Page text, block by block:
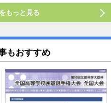
もっと見る
もおすすめ